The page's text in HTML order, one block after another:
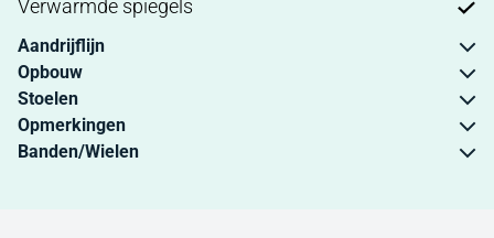
Verwarmde spiegels
Aandrijflijn
Opbouw
Stoelen
Opmerkingen
Banden/Wielen